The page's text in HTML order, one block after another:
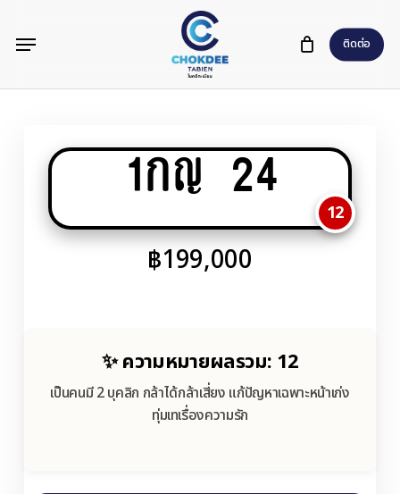
content
ติดต่อ
Menu
1กญ 24
12
฿199,000
✨ ความหมายผลรวม: 12
เป็นคนมี 2 บุคลิก กล้าได้กล้าเสี่ยง แก้ปัญหาเฉพาะหน้าเก่ง
ทุ่มเทเรื่องความรัก